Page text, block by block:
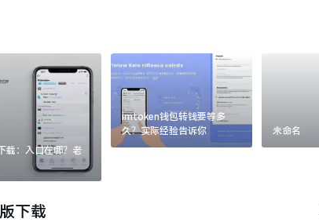
载：入口在哪？老
imtoken钱包转钱要等多
久？实际经验告诉你
未命名
下载